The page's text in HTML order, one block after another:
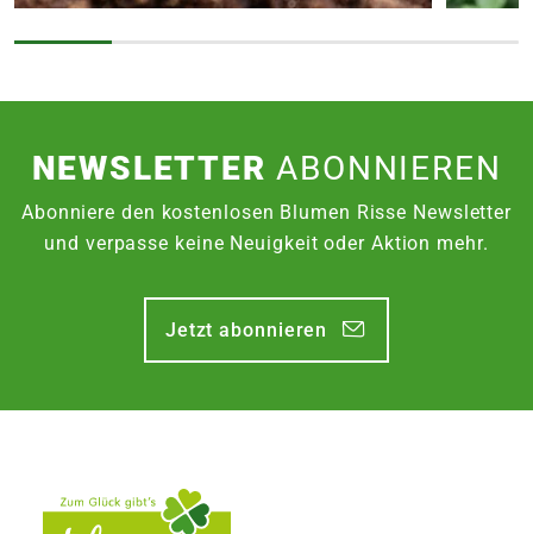
NEWSLETTERABONNIEREN
Abonniere den kostenlosen Blumen Risse Newsletter
und verpasse keine Neuigkeit oder Aktion mehr.
Jetzt abonnieren